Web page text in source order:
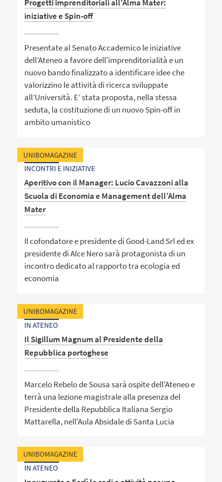
Progetti imprenditoriali all'Alma Mater:
iniziative e Spin-off
Presentate al Senato Accademico le iniziative
dell’Ateneo a favore dell'imprenditorialità e un
nuovo bando finalizzato a identificare idee che
valorizzino le attività di ricerca sviluppate
all’Università. E’ stata proposta, nella stessa
seduta, la costituzione di un nuovo Spin-off in
ambito umanistico
UNIBOMAGAZINE
INCONTRI E INIZIATIVE
Aperitivo con il Manager: Lucio Cavazzoni alla
Scuola di Economia e Management dell’Alma
Mater
Il cofondatore e presidente di Good-Land Srl ed ex
presidente di Alce Nero sarà protagonista di un
incontro dedicato al rapporto tra ecologia ed
economia
UNIBOMAGAZINE
IN ATENEO
Il Sigillum Magnum al Presidente della
Repubblica portoghese
Marcelo Rebelo de Sousa sarà ospite dell'Ateneo e
terrà una lezione magistrale alla presenza del
Presidente della Repubblica Italiana Sergio
Mattarella, nell'Aula Absidale di Santa Lucia
UNIBOMAGAZINE
IN ATENEO